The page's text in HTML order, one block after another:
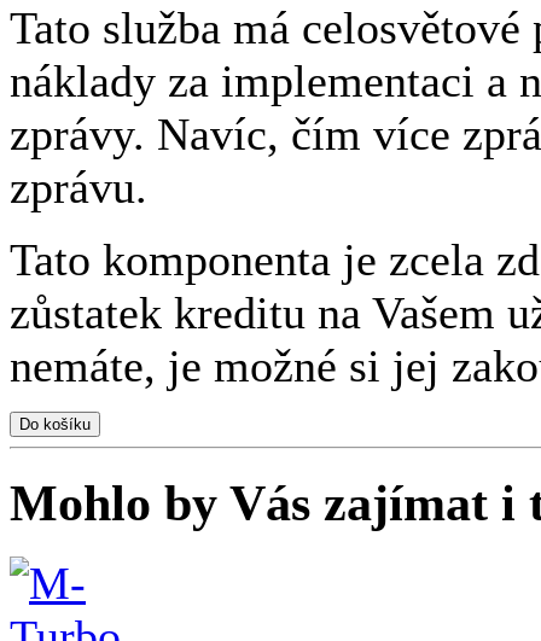
Tato služba má
náklady za implementaci a
zprávy. Navíc, čím více
zprávu.
Tato komponenta je zcela
zůstatek kreditu na Vašem
nemáte, je možné si jej
Do košíku
Mohlo by Vás zajímat i